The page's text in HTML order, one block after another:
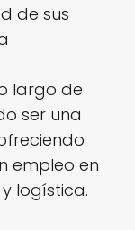
de sus
largo de
ser una
empleo en
logística.